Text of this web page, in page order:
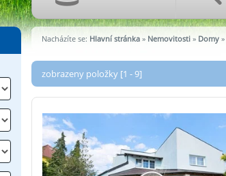
Nacházíte se: Hlavní stránka » Nemovitosti » Domy »
zobrazeny položky [1 - 9]